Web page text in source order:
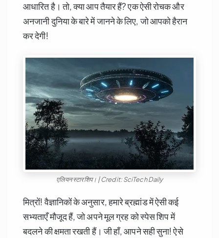
आधारित है। तो, क्या आप तैयार हैं? एक ऐसी रोचक और
अनजानी दुनिया के बारे में जानने के लिए, जो आपको हैरान
कर देगी!
एलियन स्टारशिप। | Credit: SciTech Daily
मित्रों! वैज्ञानिकों के अनुसार, हमारे ब्रह्मांड में ऐसी कई
सभ्यताएँ मौजूद हैं, जो अपने मूल ग्रह को स्पेस शिप में
बदलने की क्षमता रखती हैं। जी हाँ, आपने सही सुना! ऐसे